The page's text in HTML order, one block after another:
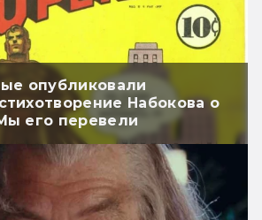
опубликовали
Набокова о
его перевели